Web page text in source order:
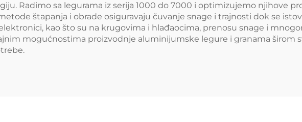
Radimo sa legurama iz serija 1000 do 7000 i optimizujemo njihove
štapanja i obrade osiguravaju čuvanje snage i trajnosti dok se
kao što su na krugovima i hlađaocima, prenosu snage i
mogućnostima proizvodnje aluminijumske legure i granama širom